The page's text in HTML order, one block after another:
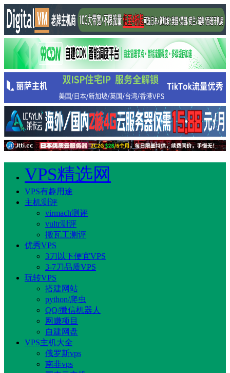
VPS精选网
VPS有趣用途
主机测评
virmach测评
vultr测评
搬瓦工测评
优秀VPS
3刀以下便宜VPS
3-7刀品质VPS
玩转VPS
搭建网站
python/爬虫
QQ/微信机器人
网赚项目
自建网盘
VPS主机大全
俄罗斯vps
南非vps